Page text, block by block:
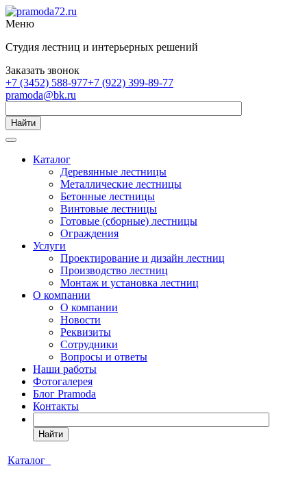
Меню
Студия лестниц и интерьерных решений
Заказать звонок
+7 (3452) 588-977+7 (922) 399-89-77
pramoda@bk.ru
Найти
Каталог
Деревянные лестницы
Металлические лестницы
Бетонные лестницы
Винтовые лестницы
Готовые (сборные) лестницы
Ограждения
Услуги
Проектирование и дизайн лестниц
Производство лестниц
Монтаж и установка лестниц
О компании
О компании
Новости
Реквизиты
Сотрудники
Вопросы и ответы
Наши работы
Фотогалерея
Блог Pramoda
Контакты
Найти
Каталог